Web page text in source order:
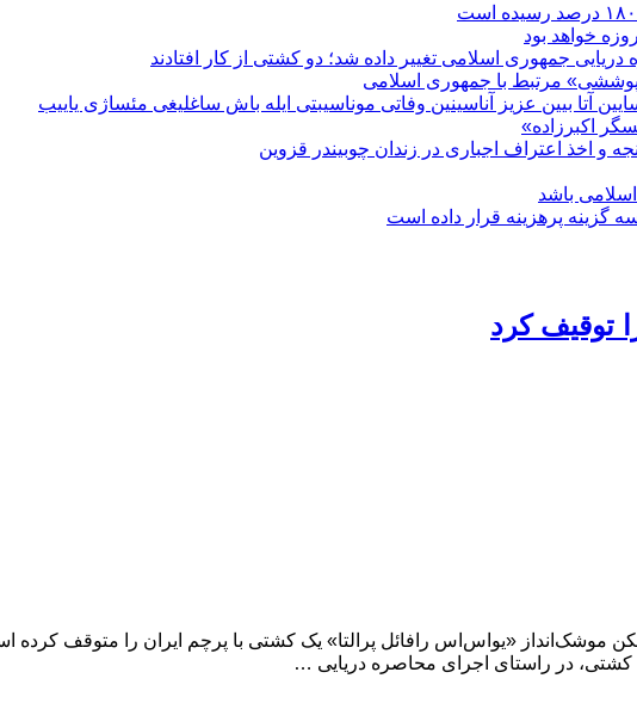
مرتبط با جمهوری اسلامی
آتا بیین عزیز آناسینین وفاتی موناسیبتی ایله باش ساغلیغی مئساژی یاییب
اکبرزاده»
و اخذ اعتراف اجباری در زندان چوبیندر قزوین
باشد
گزینه پرهزینه قرار داده است
توقیف کرد
موشک‌انداز «یواس‌اس‌ رافائل پرالتا» یک کشتی با پرچم ایران را متوقف کرده
در راستای اجرای محاصره دریایی …